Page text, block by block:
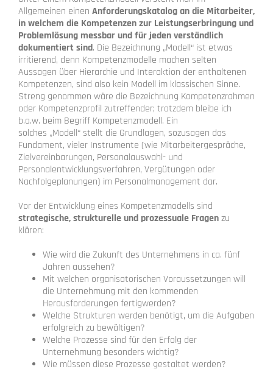
Allgemeinen einen Anforderungskatalog an die Mitarbeiter,
in welchem die Kompetenzen zur Leistungserbringung und
Problemlösung messbar und für jeden verständlich
dokumentiert sind. Die Bezeichnung „Modell“ ist etwas
irritierend, denn Kompetenzmodelle machen selten
Aussagen über Hierarchie und Interaktion der enthaltenen
Kompetenzen, sind also kein Modell im klassischen Sinne.
Streng genommen wäre die Bezeichnung Kompetenzrahmen
oder Kompetenzprofil zutreffender; trotzdem bleibe ich
b.a.w. beim Begriff Kompetenzmodell. Ein
solches „Modell“ stellt die Grundlagen, sozusagen das
Fundament, vieler Instrumente (wie Mitarbeitergespräche,
Zielvereinbarungen, Personalauswahl- und
Personalentwicklungsverfahren, Vergütungen oder
Nachfolgeplanungen) im Personalmanagement dar.
Vor der Entwicklung eines Kompetenzmodells sind
strategische, strukturelle und prozessuale Fragenzu
klären:
Wie wird die Zukunft des Unternehmens in ca. fünf
Jahren aussehen?
Mit welchen organisatorischen Voraussetzungen will
die Unternehmung mit den kommenden
Herausforderungen fertigwerden?
Welche Strukturen werden benötigt, um die Aufgaben
erfolgreich zu bewältigen?
Welche Prozesse sind für den Erfolg der
Unternehmung besonders wichtig?
Wie müssen diese Prozesse gestaltet werden?